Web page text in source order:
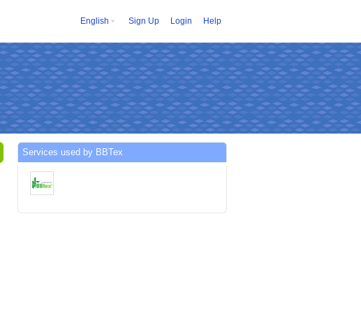
English Sign Up Login Help
Services used by BBTex